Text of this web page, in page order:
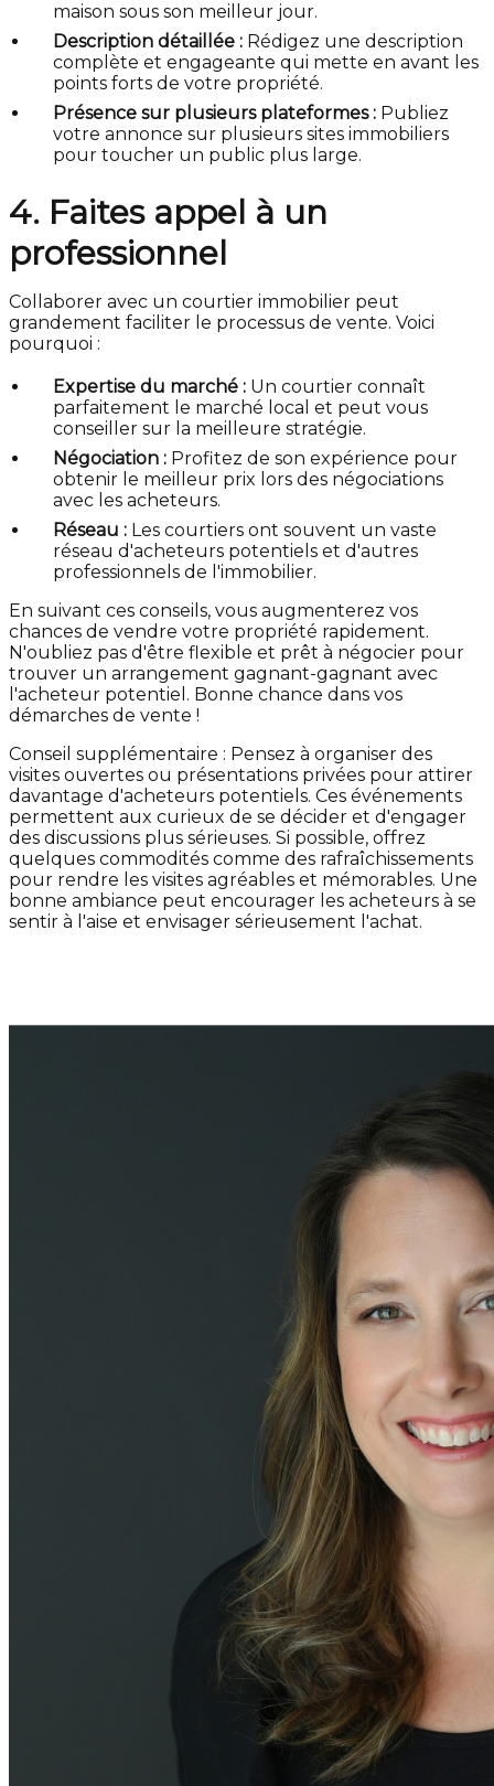
maison sous son meilleur jour.
Description détaillée : Rédigez une description
complète et engageante qui mette en avant les
points forts de votre propriété.
Présence sur plusieurs plateformes : Publiez
votre annonce sur plusieurs sites immobiliers
pour toucher un public plus large.
4. Faites appel à un
professionnel
Collaborer avec un courtier immobilier peut
grandement faciliter le processus de vente. Voici
pourquoi :
Expertise du marché : Un courtier connaît
parfaitement le marché local et peut vous
conseiller sur la meilleure stratégie.
Négociation : Profitez de son expérience pour
obtenir le meilleur prix lors des négociations
avec les acheteurs.
Réseau : Les courtiers ont souvent un vaste
réseau d'acheteurs potentiels et d'autres
professionnels de l'immobilier.
En suivant ces conseils, vous augmenterez vos
chances de vendre votre propriété rapidement.
N'oubliez pas d'être flexible et prêt à négocier pour
trouver un arrangement gagnant-gagnant avec
l'acheteur potentiel. Bonne chance dans vos
démarches de vente !
Conseil supplémentaire : Pensez à organiser des
visites ouvertes ou présentations privées pour attirer
davantage d'acheteurs potentiels. Ces événements
permettent aux curieux de se décider et d'engager
des discussions plus sérieuses. Si possible, offrez
quelques commodités comme des rafraîchissements
pour rendre les visites agréables et mémorables. Une
bonne ambiance peut encourager les acheteurs à se
sentir à l'aise et envisager sérieusement l'achat.